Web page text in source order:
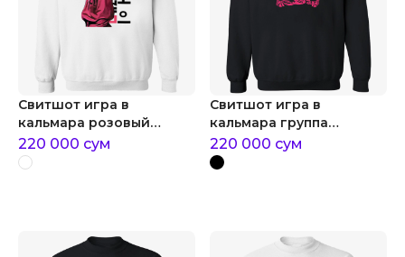
Свитшот игра в
кальмара розовый
страж
220 000 сум
Свитшот игра в
кальмара группа
розовых охранников
220 000 сум